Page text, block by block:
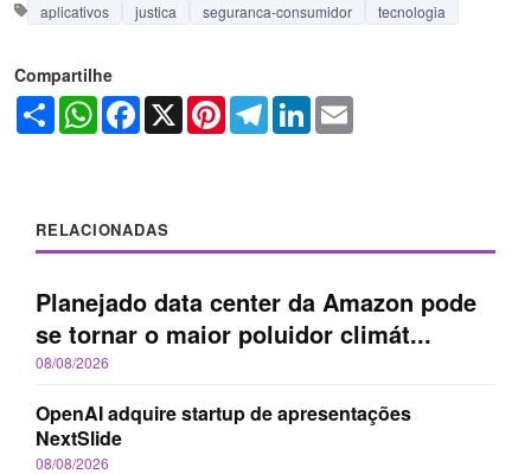
aplicativos justica seguranca-consumidor tecnologia
Compartilhe
Share WhatsAppFacebook
X PinterestTelegramLinkedIn
RELACIONADAS
Planejado data center da Amazon pode
se tornar o maior poluidor climát...
08/08/2026
OpenAI adquire startup de apresentações
NextSlide
08/08/2026